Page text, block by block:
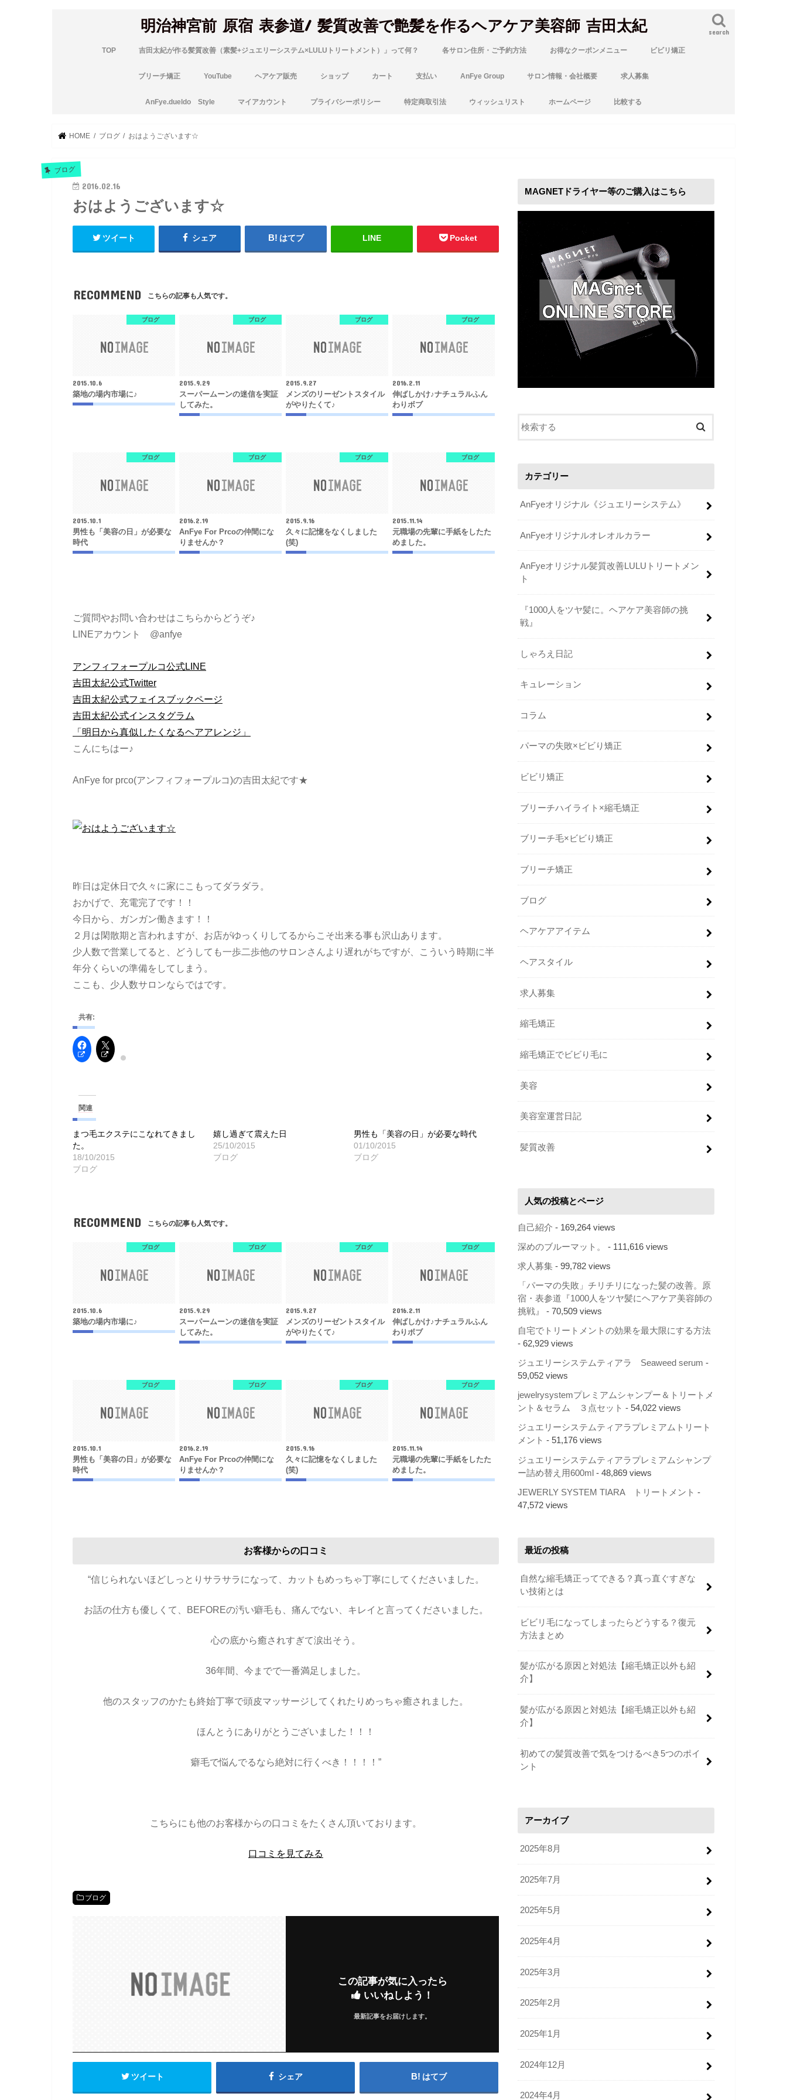
明治神宮前 原宿 表参道/ 髪質改善で艶髪を作るヘアケア美容師 吉田太紀 search
TOP 吉田太紀が作る髪質改善（素髪+ジュエリーシステム×LULUトリートメント）」って何？ 各サロン住所・ご予約方法 お得なクーポンメニュー ビビリ矯正
ブリーチ矯正 YouTube ヘアケア販売 ショップ カート 支払い AnFye Group サロン情報・会社概要 求人募集
AnFye.dueldo Style マイアカウント プライバシーポリシー 特定商取引法 ウィッシュリスト ホームページ 比較する
HOME ブログ おはようございます☆
ブログ
2016.02.16
おはようございます☆
ツイート シェア はてブ LINE Pocket
RECOMMEND こちらの記事も人気です。
ブログ
2015.10.6
築地の場内市場に♪
ブログ
2015.9.29
スーパームーンの迷信を実証
してみた。
ブログ
2015.9.27
メンズのリーゼントスタイル
がやりたくて♪
ブログ
2016.2.11
伸ばしかけ♪ナチュラルふん
わりボブ
ブログ
2015.10.1
男性も「美容の日」が必要な
時代
ブログ
2016.2.19
AnFye For Prcoの仲間にな
りませんか？
ブログ
2015.9.16
久々に記憶をなくしました
(笑)
ブログ
2015.11.14
元職場の先輩に手紙をしたた
めました。
ご質問やお問い合わせはこちらからどうぞ♪
LINEアカウント @anfye
アンフィフォープルコ公式LINE
吉田太紀公式Twitter
吉田太紀公式フェイスブックページ
吉田太紀公式インスタグラム
「明日から真似したくなるヘアアレンジ」
こんにちはー♪
AnFye for prco(アンフィフォープルコ)の吉田太紀です★
昨日は定休日で久々に家にこもってダラダラ。
おかげで、充電完了です！！
今日から、ガンガン働きます！！
２月は閑散期と言われますが、お店がゆっくりしてるからこそ出来る事も沢山あります。
少人数で営業してると、どうしても一歩二歩他のサロンさんより遅れがちですが、こういう時期に半
年分くらいの準備をしてしまう。
ここも、少人数サロンならではです。
共有:
関連
まつ毛エクステにこなれてきまし
た。
18/10/2015
ブログ
嬉し過ぎて震えた日
25/10/2015
ブログ
男性も「美容の日」が必要な時代
01/10/2015
ブログ
RECOMMEND こちらの記事も人気です。
ブログ
2015.10.6
築地の場内市場に♪
ブログ
2015.9.29
スーパームーンの迷信を実証
してみた。
ブログ
2015.9.27
メンズのリーゼントスタイル
がやりたくて♪
ブログ
2016.2.11
伸ばしかけ♪ナチュラルふん
わりボブ
ブログ
2015.10.1
男性も「美容の日」が必要な
時代
ブログ
2016.2.19
AnFye For Prcoの仲間にな
りませんか？
ブログ
2015.9.16
久々に記憶をなくしました
(笑)
ブログ
2015.11.14
元職場の先輩に手紙をしたた
めました。
お客様からの口コミ
“信じられないほどしっとりサラサラになって、カットもめっちゃ丁寧にしてくださいました。
お話の仕方も優しくて、BEFOREの汚い癖毛も、痛んでない、キレイと言ってくださいました。
心の底から癒されすぎて涙出そう。
36年間、今までで一番満足しました。
他のスタッフのかたも終始丁寧で頭皮マッサージしてくれたりめっちゃ癒されました。
ほんとうにありがとうございました！！！
癖毛で悩んでるなら絶対に行くべき！！！！”
こちらにも他のお客様からの口コミをたくさん頂いております。
口コミを見てみる
ブログ
この記事が気に入ったら
いいねしよう！
最新記事をお届けします。
ツイート シェア はてブ
MAGNETドライヤー等のご購入はこちら
カテゴリー
AnFyeオリジナル《ジュエリーシステム》
AnFyeオリジナルオレオルカラー
AnFyeオリジナル髪質改善LULUトリートメン
ト
『1000人をツヤ髪に。ヘアケア美容師の挑
戦』
しゃろえ日記
キュレーション
コラム
パーマの失敗×ビビり矯正
ビビリ矯正
ブリーチハイライト×縮毛矯正
ブリーチ毛×ビビり矯正
ブリーチ矯正
ブログ
ヘアケアアイテム
ヘアスタイル
求人募集
縮毛矯正
縮毛矯正でビビり毛に
美容
美容室運営日記
髪質改善
人気の投稿とページ
自己紹介 - 169,264 views
深めのブルーマット。 - 111,616 views
求人募集 - 99,782 views
「パーマの失敗」チリチリになった髪の改善。原
宿・表参道『1000人をツヤ髪にヘアケア美容師の
挑戦』
- 70,509 views
自宅でトリートメントの効果を最大限にする方法
- 62,929 views
ジュエリーシステムティアラ Seaweed serum -
59,052 views
jewelrysystemプレミアムシャンプー＆トリートメ
ント＆セラム ３点セット - 54,022 views
ジュエリーシステムティアラプレミアムトリート
メント - 51,176 views
ジュエリーシステムティアラプレミアムシャンプ
ー詰め替え用600ml - 48,869 views
JEWERLY SYSTEM TIARA トリートメント -
47,572 views
最近の投稿
自然な縮毛矯正ってできる？真っ直ぐすぎな
い技術とは
ビビリ毛になってしまったらどうする？復元
方法まとめ
髪が広がる原因と対処法【縮毛矯正以外も紹
介】
髪が広がる原因と対処法【縮毛矯正以外も紹
介】
初めての髪質改善で気をつけるべき5つのポイ
ント
アーカイブ
2025年8月
2025年7月
2025年5月
2025年4月
2025年3月
2025年2月
2025年1月
2024年12月
2024年4月